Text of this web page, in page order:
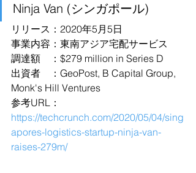
Ninja Van (シンガポール)
リリース：2020年5月5日
事業内容：東南アジア宅配サービス
調達額　：$279 million in Series D
出資者　：GeoPost, B Capital Group,
Monk's Hill Ventures
参考URL：
https://techcrunch.com/2020/05/04/sing
apores-logistics-startup-ninja-van-
raises-279m/